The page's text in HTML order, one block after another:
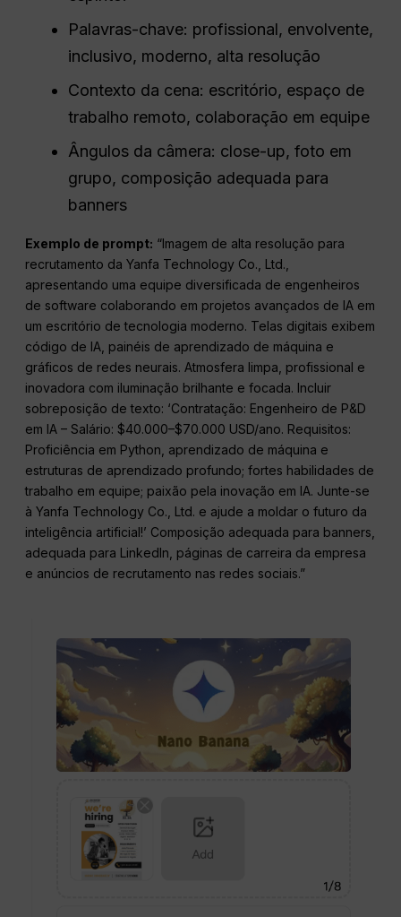
Palavras-chave: profissional, envolvente,
inclusivo, moderno, alta resolução
Contexto da cena: escritório, espaço de
trabalho remoto, colaboração em equipe
Ângulos da câmera: close-up, foto em
grupo, composição adequada para
banners
Exemplo de prompt: “Imagem de alta resolução para
recrutamento da Yanfa Technology Co., Ltd.,
apresentando uma equipe diversificada de engenheiros
de software colaborando em projetos avançados de IA em
um escritório de tecnologia moderno. Telas digitais exibem
código de IA, painéis de aprendizado de máquina e
gráficos de redes neurais. Atmosfera limpa, profissional e
inovadora com iluminação brilhante e focada. Incluir
sobreposição de texto: ‘Contratação: Engenheiro de P&D
em IA – Salário: $40.000–$70.000 USD/ano. Requisitos:
Proficiência em Python, aprendizado de máquina e
estruturas de aprendizado profundo; fortes habilidades de
trabalho em equipe; paixão pela inovação em IA. Junte-se
à Yanfa Technology Co., Ltd. e ajude a moldar o futuro da
inteligência artificial!’ Composição adequada para banners,
adequada para LinkedIn, páginas de carreira da empresa
e anúncios de recrutamento nas redes sociais.”